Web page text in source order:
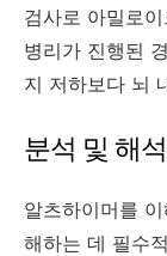
검사로 아밀로
병리가 진행된
지 저하보다 뇌
분석 및 해석
알츠하이머를
해하는 데 필수